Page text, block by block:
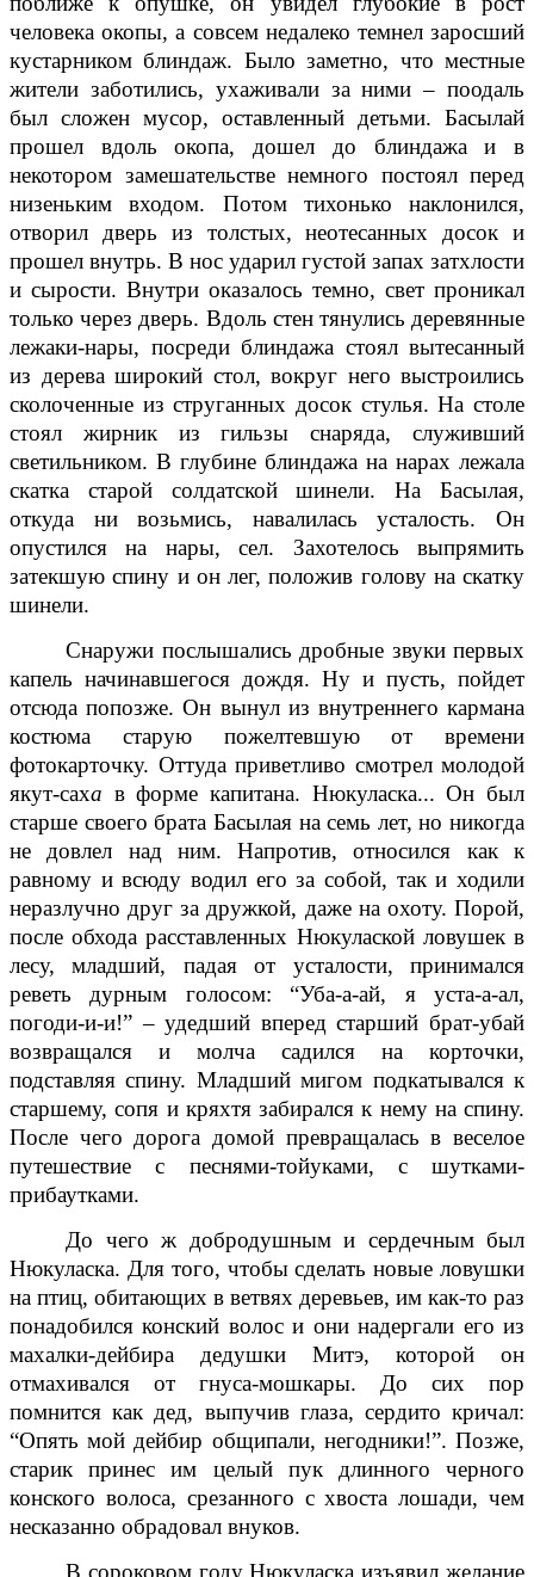
человека окопы, а совсем недалеко темнел заросший
кустарником блиндаж. Было заметно, что местные
жители заботились, ухаживали за ними – поодаль
был сложен мусор, оставленный детьми. Басылай
прошел вдоль окопа, дошел до блиндажа и в
некотором замешательстве немного постоял перед
низеньким входом. Потом тихонько наклонился,
отворил дверь из толстых, неотесанных досок и
прошел внутрь. В нос ударил густой запах затхлости
и сырости. Внутри оказалось темно, свет проникал
только через дверь. Вдоль стен тянулись деревянные
лежаки-нары, посреди блиндажа стоял вытесанный
из дерева широкий стол, вокруг него выстроились
сколоченные из струганных досок стулья. На столе
стоял жирник из гильзы снаряда, служивший
светильником. В глубине блиндажа на нарах лежала
скатка старой солдатской шинели. На Басылая,
откуда ни возьмись, навалилась усталость. Он
опустился на нары, сел. Захотелось выпрямить
затекшую спину и он лег, положив голову на скатку
шинели.
Снаружи послышались дробные звуки первых
капель начинавшегося дождя. Ну и пусть, пойдет
отсюда попозже. Он вынул из внутреннего кармана
костюма старую пожелтевшую от времени
фотокарточку. Оттуда приветливо смотрел молодой
якут-саха в форме капитана. Нюкуласка... Он был
старше своего брата Басылая на семь лет, но никогда
не довлел над ним. Напротив, относился как к
равному и всюду водил его за собой, так и ходили
неразлучно друг за дружкой, даже на охоту. Порой,
после обхода расставленных Нюкулаской ловушек в
лесу, младший, падая от усталости, принимался
реветь дурным голосом: “Уба-а-ай, я уста-а-ал,
погоди-и-и!” – удедший вперед старший брат-убай
возвращался и молча садился на корточки,
подставляя спину. Младший мигом подкатывался к
старшему, сопя и кряхтя забирался к нему на спину.
После чего дорога домой превращалась в веселое
путешествие с песнями-тойуками, с шутками-
прибаутками.
До чего ж добродушным и сердечным был
Нюкуласка. Для того, чтобы сделать новые ловушки
на птиц, обитающих в ветвях деревьев, им как-то раз
понадобился конский волос и они надергали его из
махалки-дейбира дедушки Митэ, которой он
отмахивался от гнуса-мошкары. До сих пор
помнится как дед, выпучив глаза, сердито кричал:
“Опять мой дейбир общипали, негодники!”. Позже,
старик принес им целый пук длинного черного
конского волоса, срезанного с хвоста лошади, чем
несказанно обрадовал внуков.
В сороковом году Нюкуласка изъявил желание